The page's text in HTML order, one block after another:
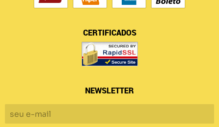
CERTIFICADOS
NEWSLETTER